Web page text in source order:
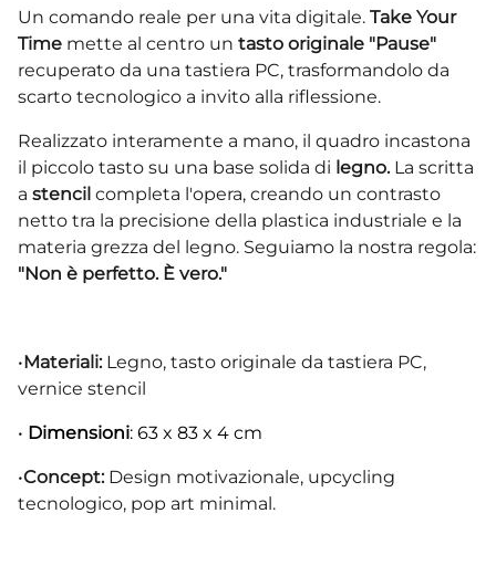
Un comando reale per una vita digitale. Take Your
Time mette al centro un tasto originale "Pause"
recuperato da una tastiera PC, trasformandolo da
scarto tecnologico a invito alla riflessione.
Realizzato interamente a mano, il quadro incastona
il piccolo tasto su una base solida di legno. La scritta
a stencil completa l'opera, creando un contrasto
netto tra la precisione della plastica industriale e la
materia grezza del legno. Seguiamo la nostra regola:
"Non è perfetto. È vero."
•Materiali:Legno, tasto originale da tastiera PC,
vernice stencil
• Dimensioni: 63 x 83 x 4 cm
•Concept:Design motivazionale, upcycling
tecnologico, pop art minimal.